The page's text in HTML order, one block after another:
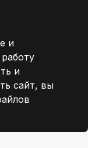
и
и
сайт, вы